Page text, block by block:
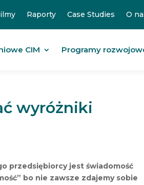
Raporty Case Studies O
CIM Programy
wyróżniki
przedsiębiorcy jest świadomość
bo nie zawsze zdajemy sobie